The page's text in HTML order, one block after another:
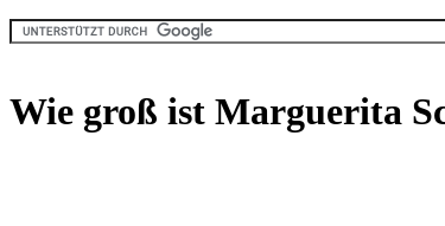
Wie groß ist Marguerita